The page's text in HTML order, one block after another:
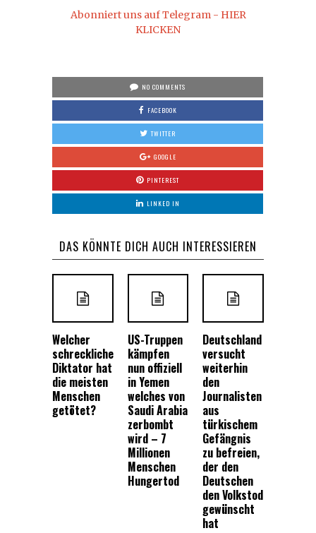
Abonniert uns auf Telegram - HIER
KLICKEN
NO COMMENTS
FACEBOOK
TWITTER
GOOGLE
PINTEREST
LINKED IN
DAS KÖNNTE DICH AUCH INTERESSIEREN
Welcher
schreckliche
Diktator hat
die meisten
Menschen
getötet?
US-Truppen
kämpfen
nun offiziell
in Yemen
welches von
Saudi Arabia
zerbombt
wird – 7
Millionen
Menschen
Hungertod
Deutschland
versucht
weiterhin
den
Journalisten
aus
türkischem
Gefängnis
zu befreien,
der den
Deutschen
den Volkstod
gewünscht
hat